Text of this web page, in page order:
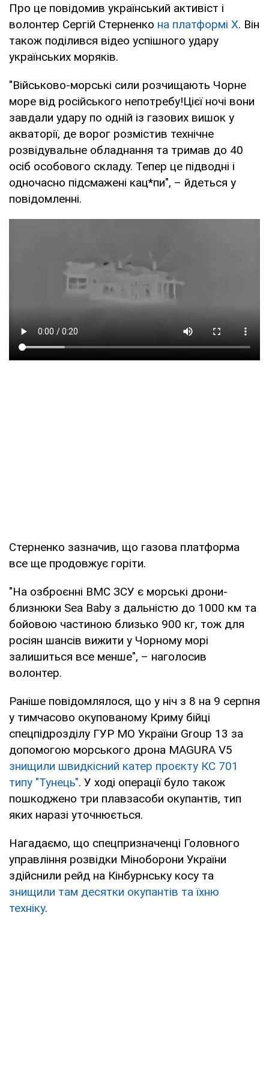
Про це повідомив український активіст і
волонтер Сергій Стерненко на платформі Х. Він
також поділився відео успішного удару
українських моряків.
"Військово-морські сили розчищають Чорне
море від російського непотребу!Цієї ночі вони
завдали удару по одній із газових вишок у
акваторії, де ворог розмістив технічне
розвідувальне обладнання та тримав до 40
осіб особового складу. Тепер це підводні і
одночасно підсмажені кац*пи", – йдеться у
повідомленні.
Стерненко зазначив, що газова платформа
все ще продовжує горіти.
"На озброєнні ВМС ЗСУ є морські дрони-
близнюки Sea Baby з дальністю до 1000 км та
бойовою частиною близько 900 кг, тож для
росіян шансів вижити у Чорному морі
залишиться все менше", – наголосив
волонтер.
Раніше повідомлялося, що у ніч з 8 на 9 серпня
у тимчасово окупованому Криму бійці
спецпідрозділу ГУР МО України Group 13 за
допомогою морського дрона MAGURA V5
знищили швидкісний катер проєкту КС 701
типу "Тунець". У ході операції було також
пошкоджено три плавзасоби окупантів, тип
яких наразі уточнюється.
Нагадаємо, що спецпризначенці Головного
управління розвідки Міноборони України
здійснили рейд на Кінбурнську косу та
знищили там десятки окупантів та їхню
техніку.